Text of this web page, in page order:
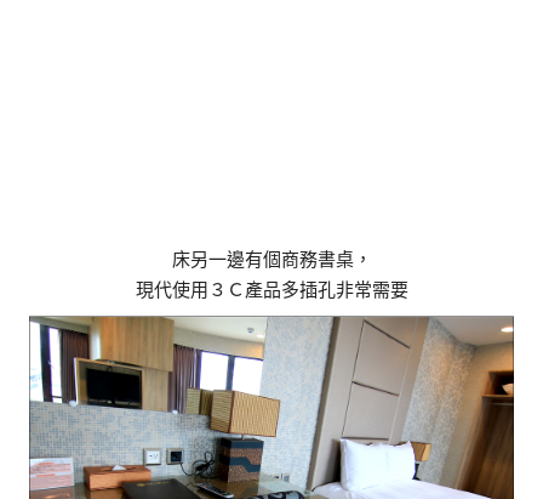
床另一邊有個商務書桌，
現代使用３Ｃ產品多插孔非常需要